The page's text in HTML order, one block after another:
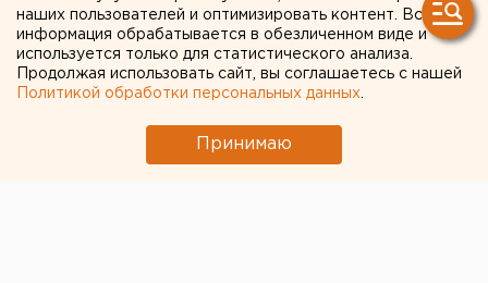
подорожали в
Свердловской области
наших пользователей и оптимизировать контент. Вся
информация обрабатывается в обезличенном виде и
используется только для статистического анализа.
Продолжая использовать сайт, вы соглашаетесь с нашей
Политикой обработки персональных данных
Принимаю